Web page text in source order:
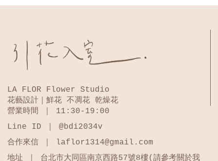
LA FLOR Flower Studio
花藝設計｜鮮花 不凋花 乾燥花
營業時間 ｜ 11:30-19:00
Line ID ｜ @bdi2034v
合作來信 ｜ laflor1314@gmail.com
地址 ｜ 台北市大同區南京西路57號8樓(請參考關於我